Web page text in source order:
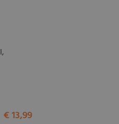
€ 13,99